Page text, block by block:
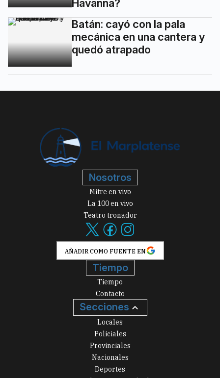
Havanna?
Batán: cayó con la pala
mecánica en una cantera y
quedó atrapado
Nosotros
Mitre en vivo
La 100 en vivo
Teatro tronador
AÑADIR COMO FUENTE EN
Tiempo
Tiempo
Contacto
Secciones
Locales
Policiales
Provinciales
Nacionales
Deportes